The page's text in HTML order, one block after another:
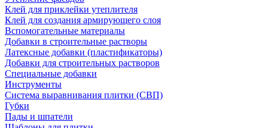
Клей для приклейки утеплителя
Клей для создания армирующего слоя
Вспомогательные материалы
Добавки в строительные растворы
Латексные добавки (пластификаторы)
Добавки для строительных растворов
Специальные добавки
Инструменты
Система выравнивания плитки (СВП)
Губки
Пады и шпатели